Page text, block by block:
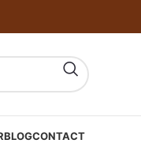
BLOGCONTACT